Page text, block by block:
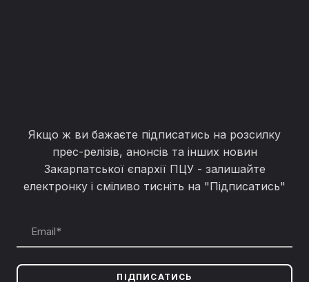
Якщо ж ви бажаєте підписатись на розсилку
прес-релізів, анонсів та інших новин
Закарпатської єпархії ПЦУ - залишайте
електронку і сміливо тисніть на "Підписатись"
ПІДПИСАТИСЬ